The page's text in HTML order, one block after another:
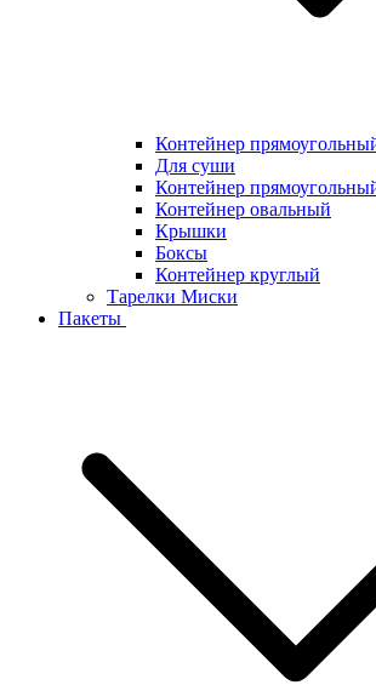
Контейнер
Для суши
Контейнер
Контейнер овальный
Крышки
Боксы
Контейнер круглый
Тарелки Миски
Пакеты